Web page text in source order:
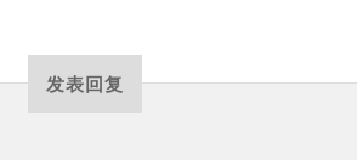
发表回复